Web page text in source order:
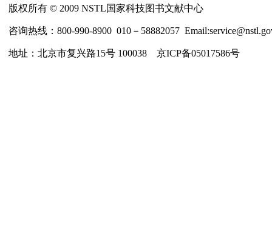
版权所有 © 2009 NSTL国家科技图书文献中心
咨询热线：800-990-8900 010－58882057
地址：北京市复兴路15号 100038 京ICP备05017586号